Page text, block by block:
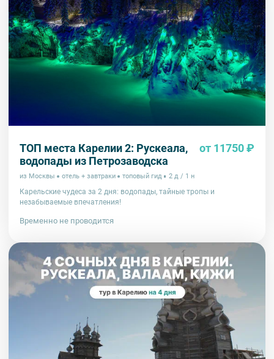
ТОП места Карелии 2: Рускеала,
водопады из Петрозаводска
от 11750 ₽
из Москвы отель + завтраки топовый гид 2 д / 1 н
Карельские чудеса за 2 дня: водопады, тайные тропы и
незабываемые впечатления!
Временно не проводится